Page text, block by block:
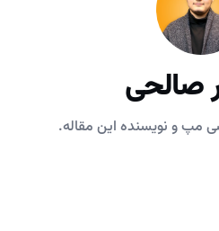
صالحی
مپ و نویسنده این مقاله.